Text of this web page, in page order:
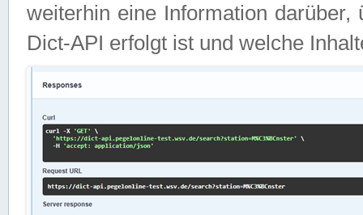
weiterhin eine Information
Dict-API erfolgt ist und welche